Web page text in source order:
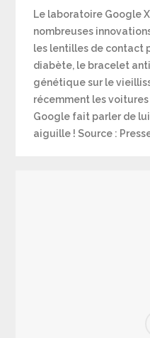
Le laboratoire Google
nombreuses
les lentilles de contact
diabète, le bracelet
génétique sur le
récemment les
Google fait parler de
aiguille ! Source :